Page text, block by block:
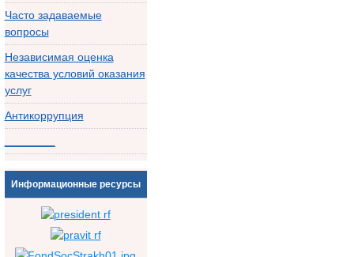
Часто задаваемые
вопросы
Независимая оценка
качества условий оказания
услуг
Антикоррупция
Информационные ресурсы